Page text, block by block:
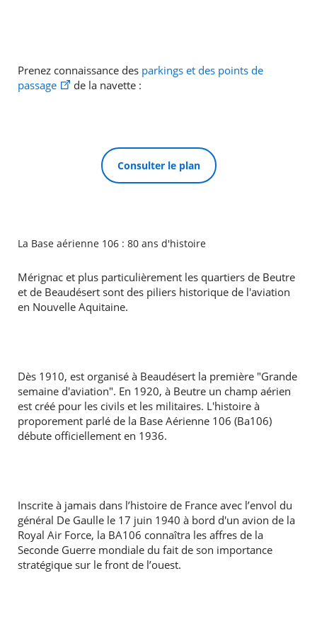
Prenez connaissance des parkings et des points de
passage
de la navette :
Consulter le plan
La Base aérienne 106 : 80 ans d'histoire
Mérignac et plus particulièrement les quartiers de Beutre
et de Beaudésert sont des piliers historique de l'aviation
en Nouvelle Aquitaine.
Dès 1910, est organisé à Beaudésert la première "Grande
semaine d'aviation". En 1920, à Beutre un champ aérien
est créé pour les civils et les militaires. L'histoire à
proporement parlé de la Base Aérienne 106 (Ba106)
débute officiellement en 1936.
Inscrite à jamais dans l’histoire de France avec l’envol du
général De Gaulle le 17 juin 1940 à bord d'un avion de la
Royal Air Force, la BA106 connaîtra les affres de la
Seconde Guerre mondiale du fait de son importance
stratégique sur le front de l’ouest.